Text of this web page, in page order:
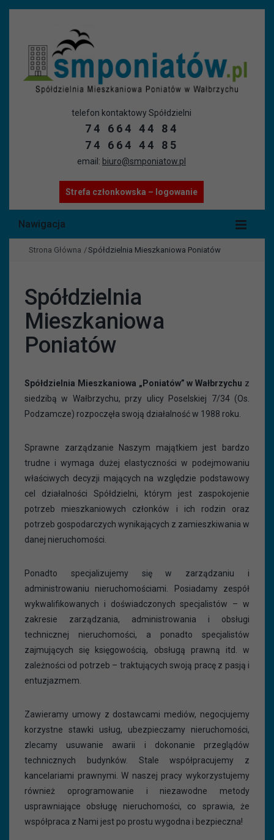
telefon kontaktowy Spółdzielni
74 664 44 84
74 664 44 85
email: biuro@smponiatow.pl
Strefa członkowska – logowanie
Nawigacja
Strona Główna /Spółdzielnia Mieszkaniowa Poniatów
Spółdzielnia
Mieszkaniowa
Poniatów
Spółdzielnia Mieszkaniowa „Poniatów” w Wałbrzychu z
siedzibą w Wałbrzychu, przy ulicy Poselskiej 7/34 (Os.
Podzamcze) rozpoczęła swoją działalność w 1988 roku.
Sprawne zarządzanie Naszym majątkiem jest bardzo
trudne i wymaga dużej elastyczności w podejmowaniu
właściwych decyzji mających na względzie podstawowy
cel działalności Spółdzielni, którym jest zaspokojenie
potrzeb mieszkaniowych członków i ich rodzin oraz
potrzeb gospodarczych wynikających z zamieszkiwania w
danej nieruchomości.
Ponadto specjalizujemy się w zarządzaniu i
administrowaniu nieruchomościami. Posiadamy zespół
wykwalifikowanych i doświadczonych specjalistów – w
zakresie zarządzania, administrowania i obsługi
technicznej nieruchomości, a ponadto specjalistów
zajmujących się księgowością, obsługą prawną itd. w
zależności od potrzeb – traktujących swoją pracę z pasją i
entuzjazmem.
Zawieramy umowy z dostawcami mediów, negocjujemy
korzystne stawki usług, ubezpieczamy nieruchomości,
zlecamy usuwanie awarii i dokonanie przeglądów
technicznych budynków. Stale współpracujemy z
kancelariami prawnymi. W naszej pracy wykorzystujemy
również oprogramowanie i niezawodne metody
usprawniające obsługę nieruchomości, co sprawia, że
współpraca z Nami jest po prostu wygodna i bezpieczna!